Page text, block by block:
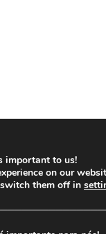
important to us!
on our
them off in